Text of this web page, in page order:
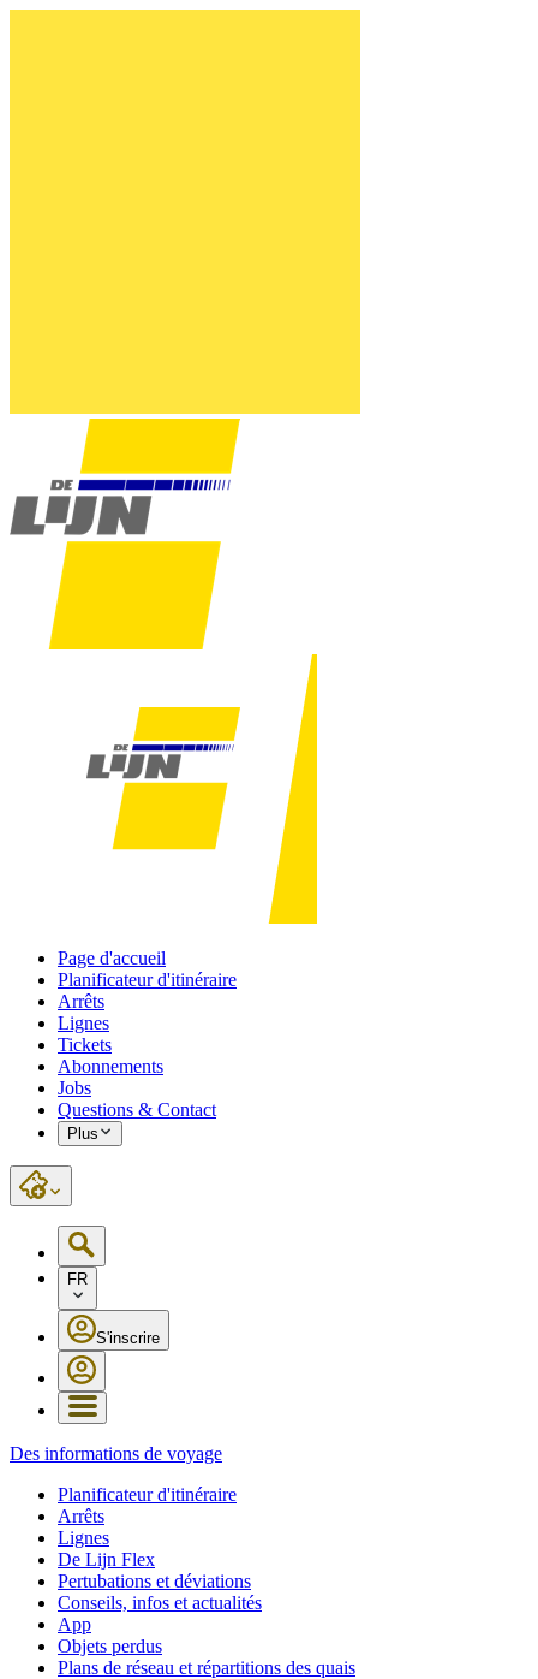
Page d'accueil
Planificateur d'itinéraire
Arrêts
Lignes
Tickets
Abonnements
Jobs
Questions & Contact
Plus
FR
S'inscrire
Des informations de voyage
Planificateur d'itinéraire
Arrêts
Lignes
De Lijn Flex
Pertubations et déviations
Conseils, infos et actualités
App
Objets perdus
Plans de réseau et répartitions des quais